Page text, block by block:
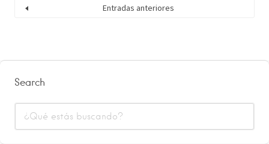
Entradas anteriores
Search